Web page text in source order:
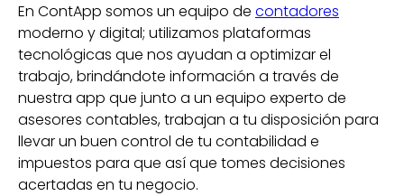
En ContApp somos un equipo de contadores
moderno y digital; utilizamos plataformas
tecnológicas que nos ayudan a optimizar el
trabajo, brindándote información a través de
nuestra app que junto a un equipo experto de
asesores contables, trabajan a tu disposición para
llevar un buen control de tu contabilidad e
impuestos para que así que tomes decisiones
acertadas en tu negocio.